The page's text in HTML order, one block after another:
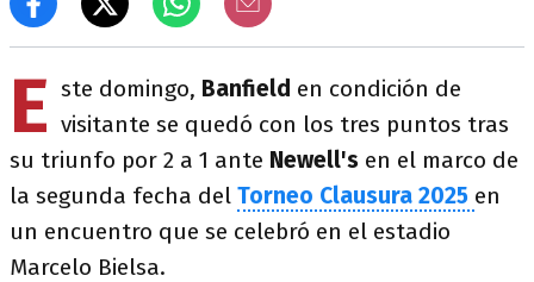
E ste domingo, Banfield en condición de
visitante se quedó con los tres puntos tras
su triunfo por 2 a 1 ante Newell's en el marco de
la segunda fecha del Torneo Clausura 2025 en
un encuentro que se celebró en el estadio
Marcelo Bielsa.